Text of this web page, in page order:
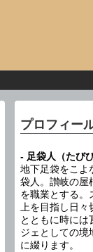
プロフィー
- 足袋人（たび
地下足袋をこよ
袋人。讃岐の屋
を職業とする。
上を目指し日々
とともに時に
ジェとしての境
に綴ります。